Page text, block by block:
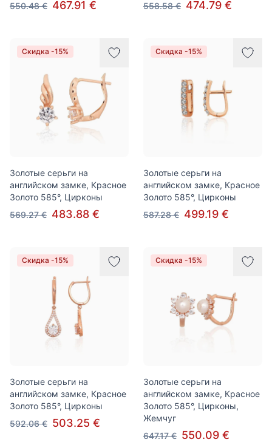
550.48 € 467.91 €
558.58 € 474.79 €
Скидка -15%
Золотые серьги на
английском замке, Красное
Золото 585°, Цирконы
569.27 € 483.88 €
Скидка -15%
Золотые серьги на
английском замке, Красное
Золото 585°, Цирконы
587.28 € 499.19 €
Скидка -15%
Золотые серьги на
английском замке, Красное
Золото 585°, Цирконы
592.06 € 503.25 €
Скидка -15%
Золотые серьги на
английском замке, Красное
Золото 585°, Цирконы,
Жемчуг
647.17 € 550.09 €